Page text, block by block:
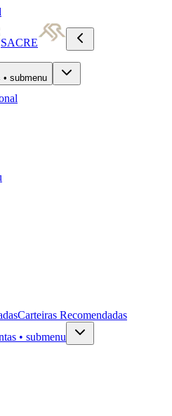
SACRE
• submenu
Carteiras Recomendadas
• submenu